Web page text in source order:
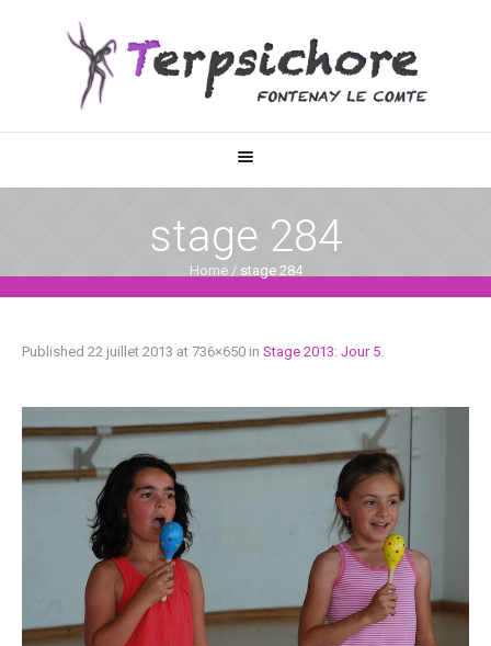
stage 284
Home / stage 284
Published 22 juillet 2013 at 736×650 in Stage 2013: Jour 5.